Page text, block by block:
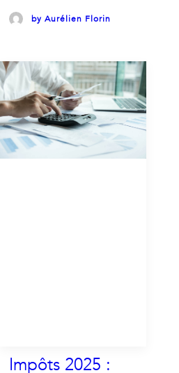
by Aurélien Florin
Impôts 2025 :